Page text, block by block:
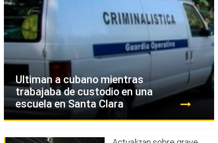
Ultiman a cubano mientras
trabajaba de custodio en una
escuela en Santa Clara